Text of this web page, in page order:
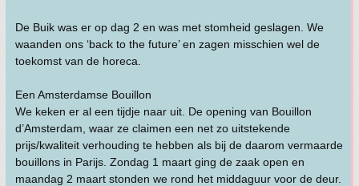
De Buik was er op dag 2 en was met stomheid geslagen. We
waanden ons ‘back to the future’ en zagen misschien wel de
toekomst van de horeca.
Een Amsterdamse Bouillon
We keken er al een tijdje naar uit. De opening van Bouillon
d’Amsterdam, waar ze claimen een net zo uitstekende
prijs/kwaliteit verhouding te hebben als bij de daarom vermaarde
bouillons in Parijs. Zondag 1 maart ging de zaak open en
maandag 2 maart stonden we rond het middaguur voor de deur.